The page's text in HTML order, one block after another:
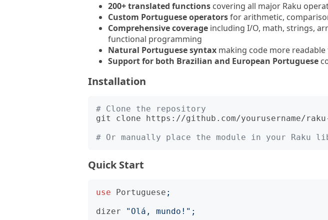
200+ translated functions covering all major Raku
Custom Portuguese operatorsfor arithmetic,
Comprehensive coverage including I/O, math, strings,
functional programming
Natural Portuguese syntax making code more
Support for both Brazilian and European Portuguese
Installation
# Clone the repository
git clone https://github.com/yourusername/
# Or manually place the module in your Raku
Quick Start
use Portuguese ;
dizer
" Olá, mundo! ";